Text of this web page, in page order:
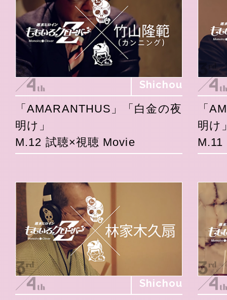
Shichou
「AMARANTHUS」「白金の夜
明け」
M.12 試聴×視聴 Movie
「
明け
Shichou